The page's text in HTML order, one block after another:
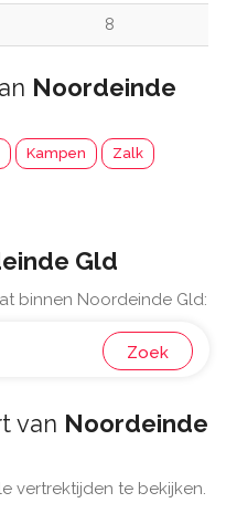
8
Noordeinde
Kampen Zalk
Gld
binnen Noordeinde Gld:
Zoek
van Noordeinde
vertrektijden te bekijken.